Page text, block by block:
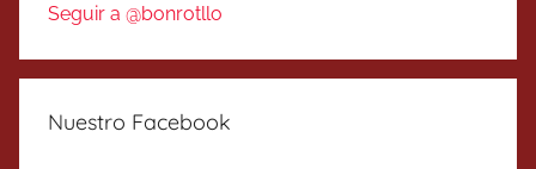
Seguir a @bonrotllo
Nuestro Facebook